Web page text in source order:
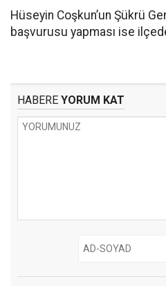
Hüseyin Coşkun’un Şükrü
başvurusu yapması ise
HABERE YORUM KAT